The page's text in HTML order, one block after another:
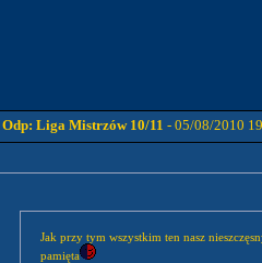
Odp: Liga Mistrzów 10/11 - 05/08/2010
Jak przy tym wszystkim ten nasz
pamięta